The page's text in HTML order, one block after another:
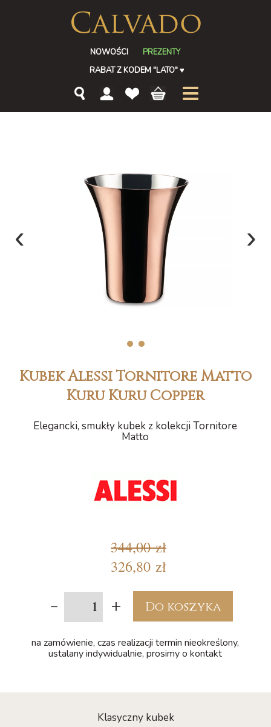
NOWOŚCI
PREZENTY
RABAT Z KODEM "LATO"♥
‹ ›
1 2
Kubek Alessi Tornitore Matto
Kuru Kuru Copper
Elegancki, smukły kubek z kolekcji Tornitore
Matto
344,00 zł
326,80 zł
- + Do koszyka
na zamówienie, czas realizacji termin nieokreślony,
ustalany indywidualnie, prosimy o kontakt
Klasyczny kubek